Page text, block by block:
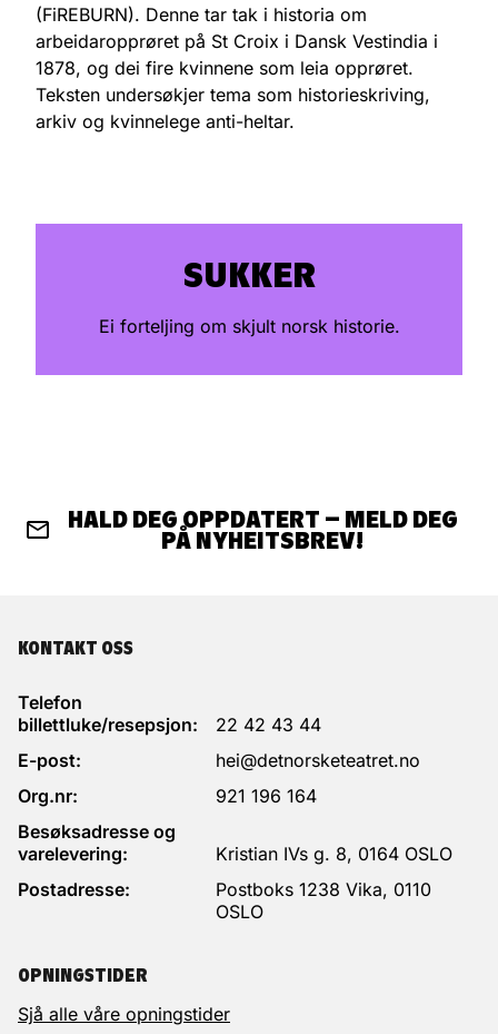
(FiREBURN). Denne tar tak i historia om
arbeidaropprøret på St Croix i Dansk Vestindia i
1878, og dei fire kvinnene som leia opprøret.
Teksten undersøkjer tema som historieskriving,
arkiv og kvinnelege anti-heltar.
SUKKER
Ei forteljing om skjult norsk historie.
HALD DEG OPPDATERT – MELD DEG
PÅ NYHEITSBREV!
KONTAKT OSS
Telefon
billettluke/resepsjon:
22 42 43 44
E-post:
hei@detnorsketeatret.no
Org.nr:
921 196 164
Besøksadresse og
varelevering:
Kristian IVs g. 8, 0164 OSLO
Postadresse:
Postboks 1238 Vika, 0110
OSLO
OPNINGSTIDER
Sjå alle våre opningstider